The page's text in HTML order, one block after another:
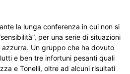
la lunga conferenza in cui non si
per una serie di situazioni
Un gruppo che ha dovuto
e ben tre infortuni pesanti quali
e Tonelli, oltre ad alcuni risultati